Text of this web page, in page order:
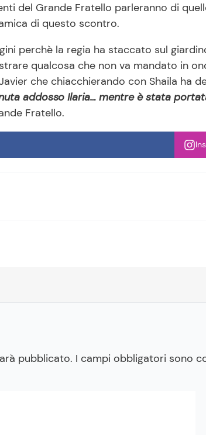
del Grande Fratello parleranno di
di questo scontro.
perchè la regia ha staccato sul
qualcosa che non va mandato in
che chiacchierando con Shaila ha
addosso Ilaria… mentre è stata
Fratello.
pubblicato. I campi obbligatori sono